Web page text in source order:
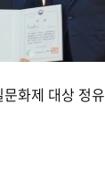
화제 대상 정